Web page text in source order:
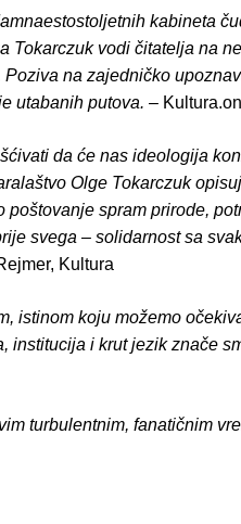
kabineta
Tokarczuk vodi čitatelja na
na zajedničko
utabanih putova. –
da će nas ideologija
Olge Tokarczuk
spram prirode,
svega – solidarnost sa
Kultura
istinom koju možemo
institucija i krut jezik znače
turbulentnim, fanatičnim